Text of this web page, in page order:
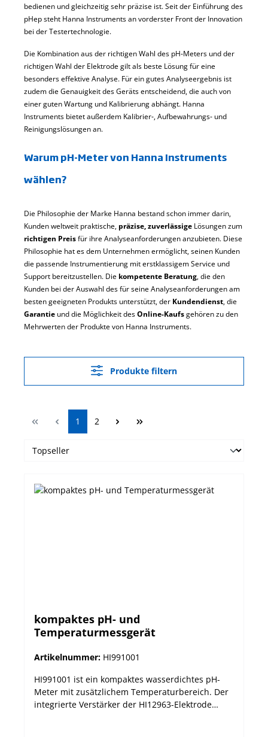
bedienen und gleichzeitig sehr präzise ist. Seit der Einführung des
pHep steht Hanna Instruments an vorderster Front der Innovation
bei der Testertechnologie.
Die Kombination aus der richtigen Wahl des pH‑Meters und der
richtigen Wahl der Elektrode gilt als beste Lösung für eine
besonders effektive Analyse. Für ein gutes Analyseergebnis ist
zudem die Genauigkeit des Geräts entscheidend, die auch von
einer guten Wartung und Kalibrierung abhängt. Hanna
Instruments bietet außerdem Kalibrier‑, Aufbewahrungs‑ und
Reinigungslösungen an.
Warum pH-Meter von Hanna Instruments
wählen?
Die Philosophie der Marke Hanna bestand schon immer darin,
Kunden weltweit praktische, präzise, zuverlässige Lösungen zum
richtigen Preisfür ihre Analyseanforderungen anzubieten. Diese
Philosophie hat es dem Unternehmen ermöglicht, seinen Kunden
die passende Instrumentierung mit erstklassigem Service und
Support bereitzustellen. Die kompetente Beratung, die den
Kunden bei der Auswahl des für seine Analyseanforderungen am
besten geeigneten Produkts unterstützt, der Kundendienst, die
Garantie und die Möglichkeit desOnline-Kaufsgehören zu den
Mehrwerten der Produkte von Hanna Instruments.
Produkte filtern
Seite
1 Seite
2
kompaktes pH- und
Temperaturmessgerät
Artikelnummer: HI991001
HI991001 ist ein kompaktes wasserdichtes pH-
Meter mit zusätzlichem Temperaturbereich. Der
integrierte Verstärker der HI12963-Elektrode